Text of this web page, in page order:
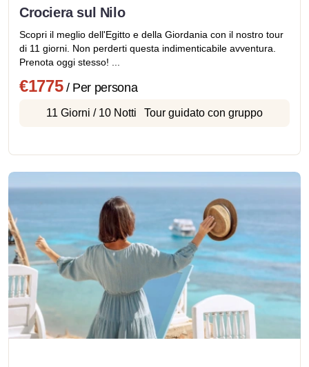
Crociera sul Nilo
Scopri il meglio dell'Egitto e della Giordania con il nostro tour
di 11 giorni. Non perderti questa indimenticabile avventura.
Prenota oggi stesso! ...
€1775/ Per persona
11 Giorni / 10 Notti Tour guidato con gruppo